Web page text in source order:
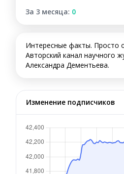
За 3 месяца: 0
Интересные факты. Просто
Авторский канал научного
Александра Дементьева.
Изменение подписчиков